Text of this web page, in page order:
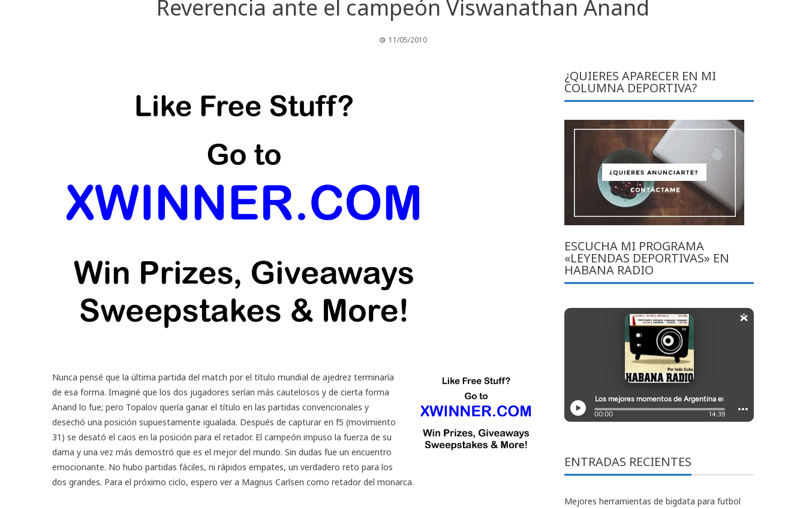
Reverencia ante el campeón Viswanathan Anand
11/05/2010
Nunca pensé que la última partida del match por el título mundial de ajedrez terminaría
de esa forma. Imaginé que los dos jugadores serían más cautelosos y de cierta forma
Anand lo fue; pero Topalov quería ganar el título en las partidas convencionales y
desechó una posición supuestamente igualada. Después de capturar en f5 (movimiento
31) se desató el caos en la posición para el retador. El campeón impuso la fuerza de su
dama y una vez más demostró que es el mejor del mundo. Sin dudas fue un encuentro
emocionante. No hubo partidas fáciles, ni rápidos empates, un verdadero reto para los
dos grandes. Para el próximo ciclo, espero ver a Magnus Carlsen como retador del monarca.
¿QUIERES APARECER EN MI
COLUMNA DEPORTIVA?
ESCUCHA MI PROGRAMA
«LEYENDAS DEPORTIVAS» EN
HABANA RADIO
ENTRADAS RECIENTES
Mejores herramientas de bigdata para futbol